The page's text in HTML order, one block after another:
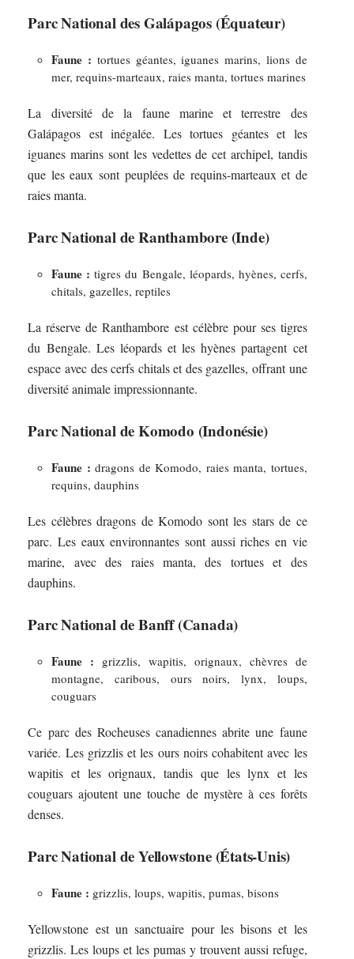
Parc National des Galápagos (Équateur)
Faune : tortues géantes, iguanes marins, lions de
mer, requins-marteaux, raies manta, tortues marines
La diversité de la faune marine et terrestre des
Galápagos est inégalée. Les tortues géantes et les
iguanes marins sont les vedettes de cet archipel, tandis
que les eaux sont peuplées de requins-marteaux et de
raies manta.
Parc National de Ranthambore (Inde)
Faune : tigres du Bengale, léopards, hyènes, cerfs,
chitals, gazelles, reptiles
La réserve de Ranthambore est célèbre pour ses tigres
du Bengale. Les léopards et les hyènes partagent cet
espace avec des cerfs chitals et des gazelles, offrant une
diversité animale impressionnante.
Parc National de Komodo (Indonésie)
Faune : dragons de Komodo, raies manta, tortues,
requins, dauphins
Les célèbres dragons de Komodo sont les stars de ce
parc. Les eaux environnantes sont aussi riches en vie
marine, avec des raies manta, des tortues et des
dauphins.
Parc National de Banff (Canada)
Faune : grizzlis, wapitis, orignaux, chèvres de
montagne, caribous, ours noirs, lynx, loups,
couguars
Ce parc des Rocheuses canadiennes abrite une faune
variée. Les grizzlis et les ours noirs cohabitent avec les
wapitis et les orignaux, tandis que les lynx et les
couguars ajoutent une touche de mystère à ces forêts
denses.
Parc National de Yellowstone (États-Unis)
Faune : grizzlis, loups, wapitis, pumas, bisons
Yellowstone est un sanctuaire pour les bisons et les
grizzlis. Les loups et les pumas y trouvent aussi refuge,